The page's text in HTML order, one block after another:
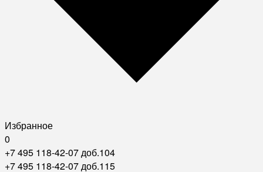
Избранное
0
+7 495 118-42-07 доб.104
+7 495 118-42-07 доб.115